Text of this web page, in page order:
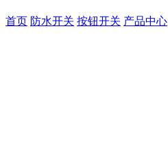
首页 防水开关 按钮开关 产品中心